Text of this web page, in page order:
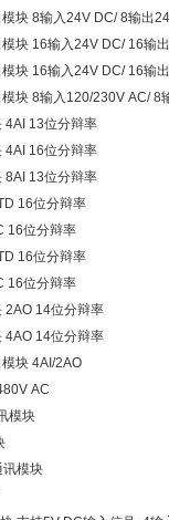
块 8输入24V DC/ 8输出
块 16输入24V DC/ 16输
块 16输入24V DC/ 16输
块 8输入120/230V AC/ 8
4AI 13位分辩率
4AI 16位分辩率
8AI 13位分辩率
16位分辩率
16位分辩率
16位分辩率
16位分辩率
2AO 14位分辩率
4AO 14位分辩率
块 4AI/2AO
AC
模块
模块